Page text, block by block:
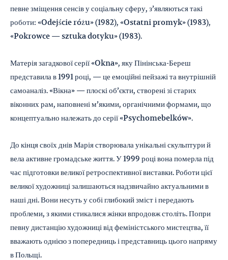
певне зміщення сенсів у соціальну сферу, з’являються такі
роботи: «Odejście różu» (1982), «Ostatni promyk» (1983),
«Pokrowce — sztuka dotyku» (1983).
Матерія загадкової серії «Okna», яку Пінінська-Береш
представила в 1991 році, — це емоційні пейзажі та внутрішній
самоаналіз. «Вікна» — плоскі об’єкти, створені зі старих
віконних рам, наповнені м’якими, органічними формами, що
концептуально належать до серії «Psychomebelków».
До кінця своїх днів Марія створювала унікальні скульптури й
вела активне громадське життя. У 1999 році вона померла під
час підготовки великої ретроспективної виставки. Роботи цієї
великої художниці залишаються надзвичайно актуальними в
наші дні. Вони несуть у собі глибокий зміст і передають
проблеми, з якими стикалися жінки впродовж століть. Попри
певну дистанцію художниці від феміністського мистецтва, її
вважають однією з попередниць і представниць цього напряму
в Польщі.